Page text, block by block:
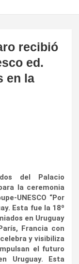
recibió
ed.
en la
del Palacio
la ceremonia
UNESCO “Por
Esta fue la 18º
en Uruguay
Francia con
y visibiliza
el futuro
Uruguay. Esta